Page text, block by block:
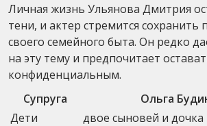
Личная жизнь Ульянова Дмитрия
тени, и актер стремится сохранить
своего семейного быта. Он редко
на эту тему и предпочитает
конфиденциальным.
Супруга
Ольга
Дети
двое сыновей и дочка